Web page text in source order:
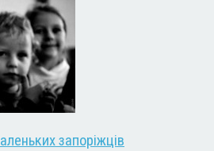
запоріжців